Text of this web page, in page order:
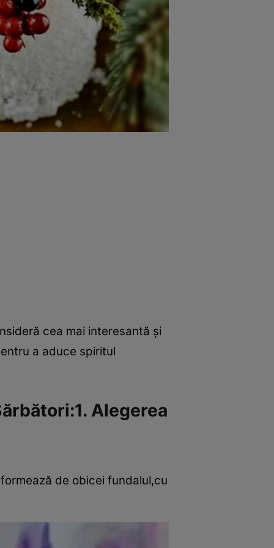
cea mai interesantă şi
a aduce spiritul
Alegerea
de obicei fundalul,cu